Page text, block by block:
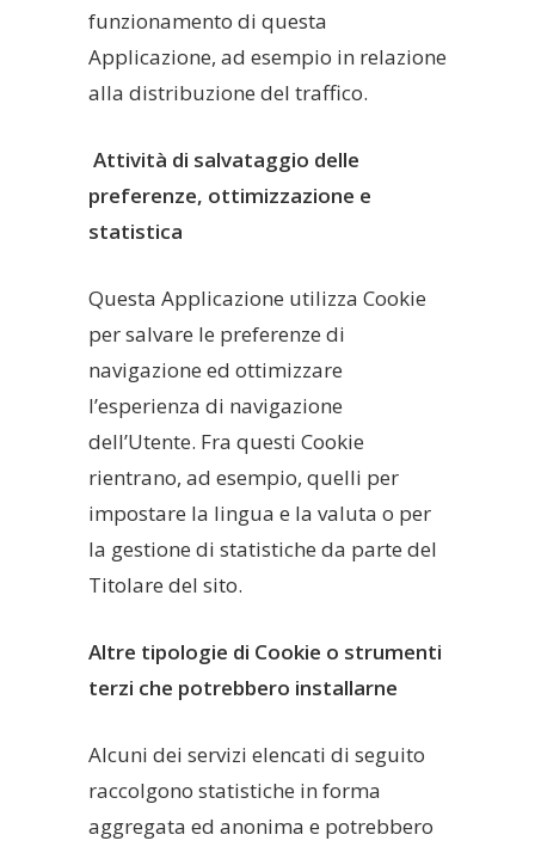
funzionamento di questa
Applicazione, ad esempio in relazione
alla distribuzione del traffico.
Attività di salvataggio delle
preferenze, ottimizzazione e
statistica
Questa Applicazione utilizza Cookie
per salvare le preferenze di
navigazione ed ottimizzare
l’esperienza di navigazione
dell’Utente. Fra questi Cookie
rientrano, ad esempio, quelli per
impostare la lingua e la valuta o per
la gestione di statistiche da parte del
Titolare del sito.
Altre tipologie di Cookie o strumenti
terzi che potrebbero installarne
Alcuni dei servizi elencati di seguito
raccolgono statistiche in forma
aggregata ed anonima e potrebbero